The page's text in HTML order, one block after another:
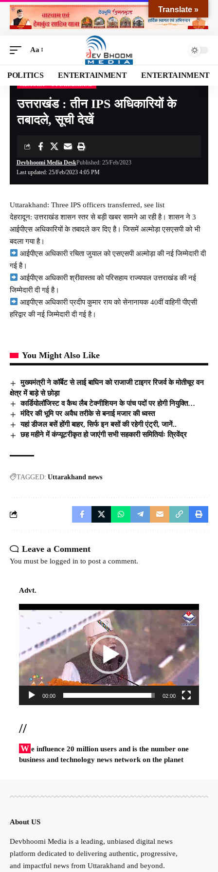
Aa
POLITICS ENTERTAINMENT ENTERTAINMENT
Devbhoomi Media Blog>NATIONAL >UTTARAKHAND>ALMORA
उत्तराखंड : तीन IPS अधिकारियों के
तबादले, सूची देखें
Last updated: 25/Feb/2023 4:05 PM
Devbhoomi Media DeskPublished: 25/Feb/2023
Uttarakhand: Three IPS officers transferred, see list
देहरादून: उत्तराखंड शासन स्तर से बड़ी खबर सामने आ रही है। शासन ने 3
आईपीएस अधिकारियों के तबादले कर दिए है। जिसमें अल्मोड़ा एसएसपी को भी
बदला गया है।
आईपीएस अधिकारी रचिता जुयाल को एसएसपी अल्मोड़ा की नई जिम्मेदारी दी
गई है।
आईपीएस अधिकारी श्रीवास्तव को परिसहाय राज्यपाल उत्तराखंड की नई
जिम्मेदारी दी गई है।
आइपीएस अधिकारी प्रदीप कुमार राय को सेनानायक 40वीं वाहिनी पीएसी
हरिद्वार की नई जिम्मेदारी दी गई है।
You Might Also Like
मुख्यमंत्री ने कॉर्बेट से लाई बाघिन को राजाजी टाइगर रिजर्व के मोतीचूर वन
क्षेत्र में बाड़े से छोड़ा
कार्डियोलॉजिस्ट व कैथ लैब टेक्नीशियन के पांच पदों पर होगी नियुक्ति…
मंदिर की भूमि पर अवैध तरीके से बनाई मजार की ध्वस्त
यहां डीजल बसें होंगी बाहर, सिर्फ इन बसों की रहेगी एंट्री, जानें..
छह महीने में कंप्यूटरीकृत हो जाएंगी सभी सहकारी समितियांः त्रिवेंद्र
TAGGED: Uttarakhand news
Leave a Comment
You must be logged in to post a comment.
Advt.
Video
00:00 02:00
//
W e influence 20 million users and is the number one
business and technology news network on the planet
About US
Devbhoomi Media is a leading, unbiased digital news
platform dedicated to delivering authentic, progressive,
and impactful news from Uttarakhand and beyond.
Translate »